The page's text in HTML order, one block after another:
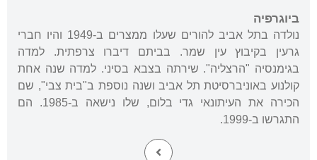
ביוגרפיה
נולדה בתל אביב להורים שעלו ממצרים ב-1949 והיו חברי
גרעין בקיבוץ עין שמר. בביתם דיברו צרפתית. למדה
בגימנסיה "הרצליה". שירתה בצבא בסיני. למדה שנה אחת
קולנוע באוניברסיטת תל אביב ושנה נוספת ב"בית צבי", שם
הכירה את העיתונאי גדי בלום, שלו נישאה ב-1985. הם
התגרשו ב-1999.